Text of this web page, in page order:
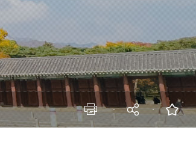
한국학 연구
정부 및 공공